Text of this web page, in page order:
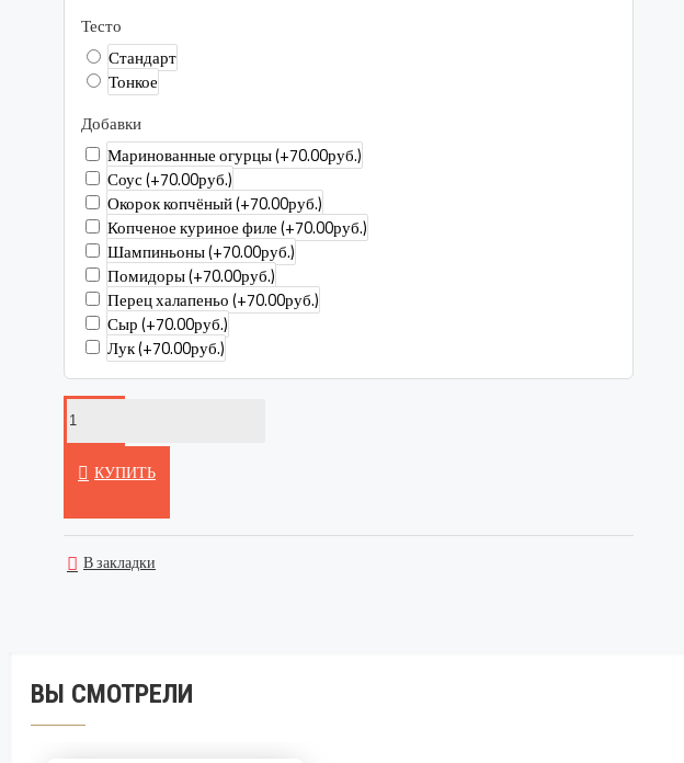
Тесто
Стандарт
Тонкое
Добавки
Маринованные огурцы(+70.00руб.)
Соус(+70.00руб.)
Окорок копчёный(+70.00руб.)
Копченое куриное филе(+70.00руб.)
Шампиньоны(+70.00руб.)
Помидоры(+70.00руб.)
Перец халапеньо(+70.00руб.)
Сыр(+70.00руб.)
Лук(+70.00руб.)
КУПИТЬ
В закладки
ВЫ СМОТРЕЛИ